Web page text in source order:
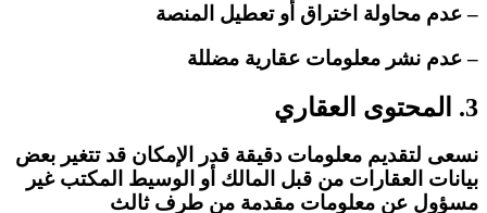
– عدم محاولة اختراق أو تعطيل المنصة
– عدم نشر معلومات عقارية مضللة
3. المحتوى العقاري
نسعى لتقديم معلومات دقيقة قدر الإمكان قد تتغير بعض
بيانات العقارات من قبل المالك أو الوسيط المكتب غير
مسؤول عن معلومات مقدمة من طرف ثالث